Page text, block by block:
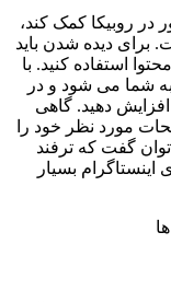
در روبیکا کمک کند،
برای دیده شدن باید
استفاده کنید. با
به شما می شود و در
افزایش دهید. گاهی
مورد نظر خود را
گفت که ترفند
بسیار